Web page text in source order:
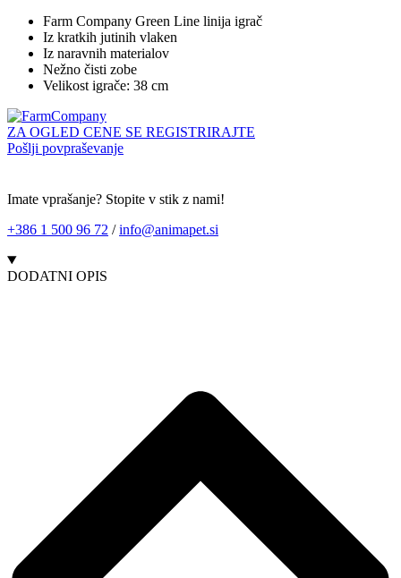
Farm Company Green Line linija igrač
Iz kratkih jutinih vlaken
Iz naravnih materialov
Nežno čisti zobe
Velikost igrače: 38 cm
ZA OGLED CENE SE REGISTRIRAJTE
Pošlji povpraševanje
Imate vprašanje? Stopite v stik z nami!
+386 1 500 96 72 /info@animapet.si
DODATNI OPIS